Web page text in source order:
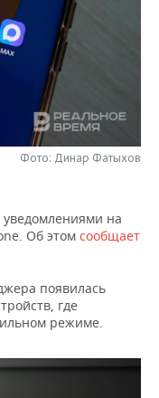
Фото: Динар Фатыхов
на
Об этом сообщает
появилась
где
режиме.